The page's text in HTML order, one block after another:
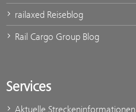
railaxed Reiseblog
Rail Cargo Group Blog
Services
Aktuelle Streckeninformationen